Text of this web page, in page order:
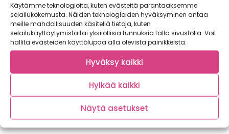
Käytämme teknologioita, kuten evästeitä parantaaksemme
selailukokemusta. Näiden teknologioiden hyväksyminen antaa
meille mahdollisuuden käsitellä tietoja, kuten
selailukäyttäytymistä tai yksilöllisiä tunnuksia tällä sivustolla. Voit
hallita evästeiden käyttölupaa alla olevista painikkeista.
Hyväksy kaikki
Hylkää kaikki
Näytä asetukset
Tilaa kasvispitoinen uutiskirje